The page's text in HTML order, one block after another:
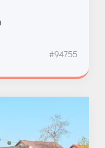
#94755